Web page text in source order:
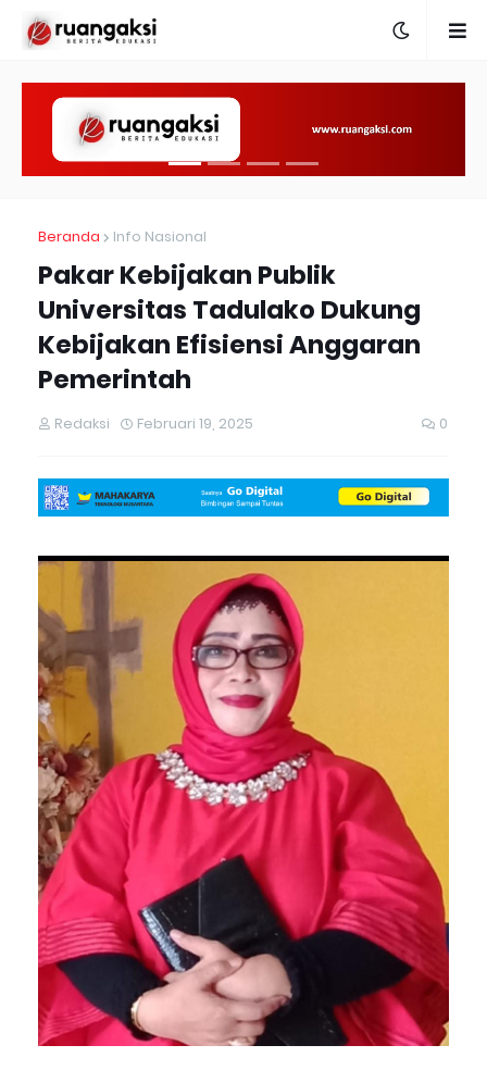
Beranda Info Nasional
Pakar Kebijakan Publik
Universitas Tadulako Dukung
Kebijakan Efisiensi Anggaran
Pemerintah
Redaksi Februari 19, 2025 0